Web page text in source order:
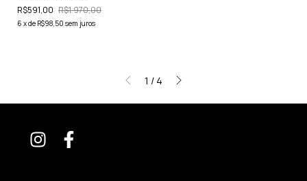
R$591,00 R$1.970,00
6 xde R$98,50 sem juros
1 / 4